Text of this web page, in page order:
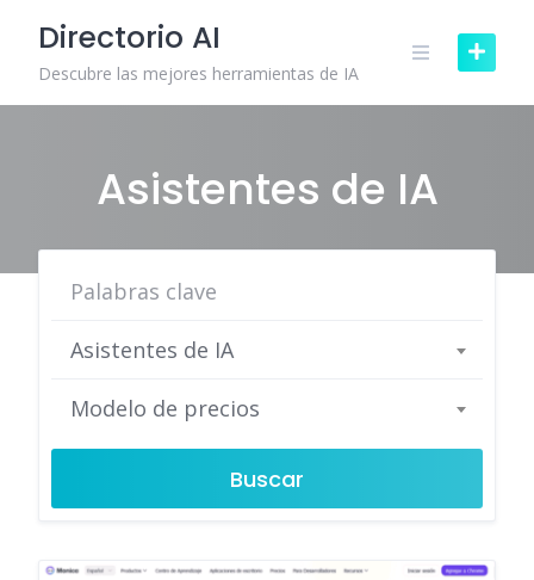
content
Directorio AI
Descubre las mejores herramientas de IA
Asistentes de IA
Asistentes de IA
Modelo de precios
Buscar